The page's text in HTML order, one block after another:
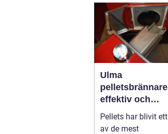
Ulma
pelletsbrännare
effektiv och
trygg värme
med pellets
Pellets har blivit ett
av de mest